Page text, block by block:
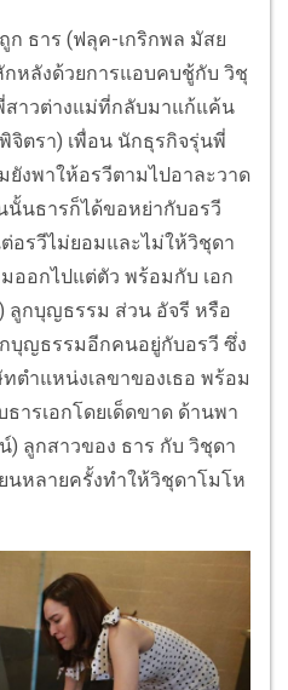
ก ธาร (ฟลุค-เกริกพล มัสย
หลังด้วยการแอบคบชู้กับ วิชุ
สาวต่างแม่ที่กลับมาแก้แค้น
ตรา) เพื่อน นักธุรกิจรุ่นพี่
งพาให้อรวีตามไปอาละวาด
นั้นธารก็ได้ขอหย่ากับอรวี
อรวีไม่ยอมและไม่ให้วิชุดา
ออกไปแต่ตัว พร้อมกับ เอก
ลูกบุญธรรม ส่วน อัจรี หรือ
บุญธรรมอีกคนอยู่กับอรวี ซึ่ง
ตำแหน่งเลขาของเธอ พร้อม
ารเอกโดยเด็ดขาด ด้านพา
ลูกสาวของ ธาร กับ วิชุดา
นหลายครั้งทำให้วิชุดาโมโห